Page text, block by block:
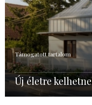
Támogatott tartalom
Új életre